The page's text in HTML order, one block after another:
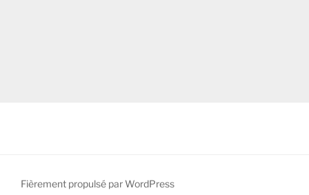
Fièrement propulsé par WordPress